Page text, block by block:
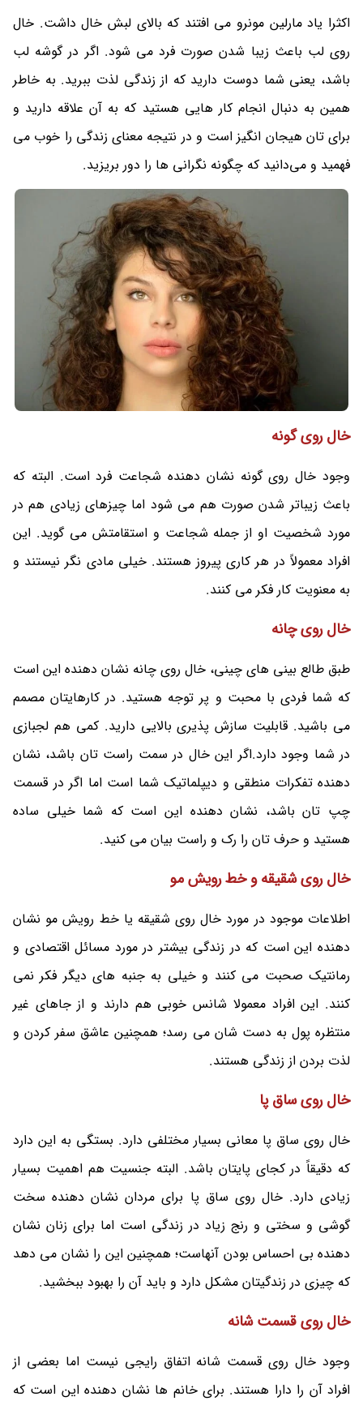
اکثرا یاد مارلین مونرو می افتند که بالای لبش خال داشت. خال
روی لب باعث زیبا شدن صورت فرد می شود. اگر در گوشه لب
باشد، یعنی شما دوست دارید که از زندگی لذت ببرید. به خاطر
همین به دنبال انجام کار هایی هستید که به آن علاقه دارید و
برای تان هیجان انگیز است و در نتیجه معنای زندگی را خوب می
فهمید و می‌دانید که چگونه نگرانی‌ ها را دور بریزید.
خال روی گونه
وجود خال روی گونه نشان ‌دهنده شجاعت فرد است. البته که
باعث زیباتر شدن صورت هم می شود اما چیزهای زیادی هم در
مورد شخصیت او از جمله شجاعت و استقامتش می‌ گوید. این
افراد معمولاً در هر کاری پیروز هستند. خیلی مادی نگر نیستند و
به معنویت کار فکر می کنند.
خال روی چانه
طبق طالع بینی های چینی، خال روی چانه نشان دهنده این است
که شما فردی با محبت و پر توجه هستید. در کارهایتان مصمم
می باشید. قابلیت سازش پذیری بالایی دارید. کمی هم لجبازی
در شما وجود دارد.‌اگر این خال در سمت راست تان باشد، نشان
دهنده تفکرات منطقی و دیپلماتیک شما است اما اگر در قسمت
چپ تان باشد، نشان دهنده این است که شما خیلی ساده
هستید و حرف تان را رک و راست بیان می کنید.
خال روی شقیقه و خط رویش مو
اطلاعات موجود در مورد خال روی شقیقه یا خط رویش مو نشان
دهنده این است که در زندگی بیشتر در مورد مسائل اقتصادی و
رمانتیک صحبت می‌ کنند و خیلی به جنبه‌ های دیگر فکر نمی
کنند. این افراد معمولا شانس خوبی هم دارند و از جاهای غیر
منتظره پول به دست شان می رسد؛ همچنین عاشق سفر کردن و
لذت بردن از زندگی هستند.
خال روی ساق پا
خال روی ساق پا معانی بسیار مختلفی دارد. بستگی به این دارد
که دقیقاً در کجای پایتان باشد. البته جنسیت هم اهمیت بسیار
زیادی دارد. خال روی ساق پا برای مردان نشان دهنده سخت
گوشی و سختی و رنج زیاد در زندگی است اما برای زنان نشان
دهنده بی احساس بودن آنهاست؛ همچنین این را نشان می‌ دهد
که چیزی در زندگیتان مشکل دارد و باید آن را بهبود ببخشید.
خال روی قسمت شانه
وجود خال روی قسمت شانه اتفاق رایجی نیست اما بعضی از
افراد آن را دارا هستند. برای خانم ها نشان دهنده این است که